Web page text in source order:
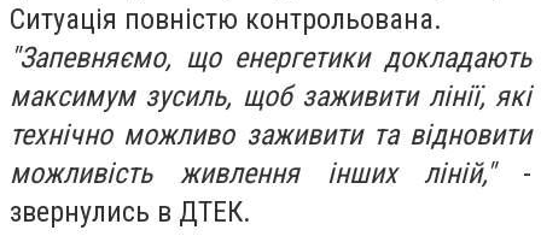
Ситуація повністю контрольована.
"Запевняємо, що енергетики докладають
максимум зусиль, щоб заживити лінії, які
технічно можливо заживити та відновити
можливість живлення інших ліній,"-
звернулись в ДТЕК.